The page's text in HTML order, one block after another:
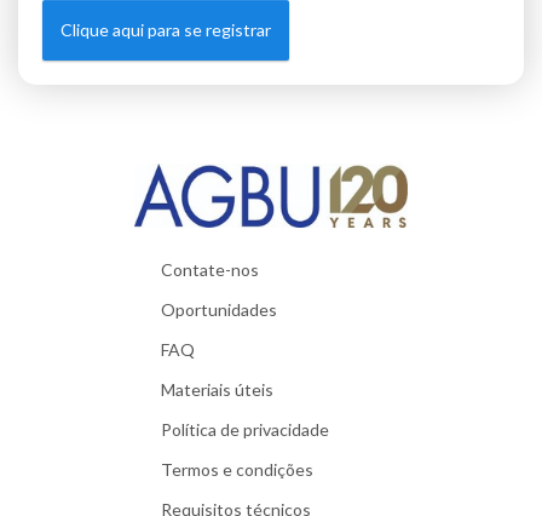
Clique aqui para se registrar
Contate-nos
Oportunidades
FAQ
Materiais úteis
Política de privacidade
Termos e condições
Requisitos técnicos